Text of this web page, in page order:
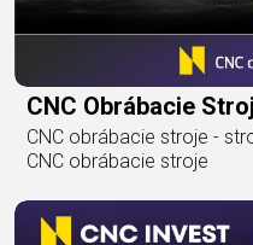
CNC Obrábacie
CNC obrábacie stroje -
CNC obrábacie stroje